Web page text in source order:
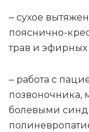
‒ сухое
пояснично-
трав и эфирных
‒ работа с
болевыми